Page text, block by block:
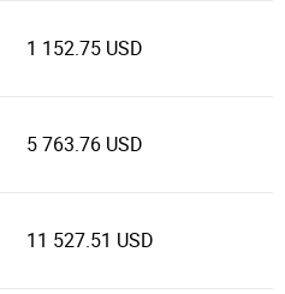
1 152.75 USD
5 763.76 USD
11 527.51 USD